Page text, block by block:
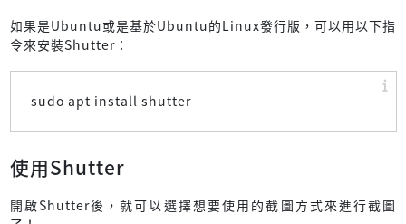
如果是Ubuntu或是基於Ubuntu的Linux發行版，可以用以下指
令來安裝Shutter：
sudo apt install shutter
使用Shutter
開啟Shutter後，就可以選擇想要使用的截圖方式來進行截圖